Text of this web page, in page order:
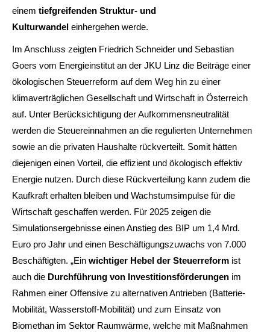
einem tiefgreifenden Struktur- und
Kulturwandel einhergehen werde.
Im Anschluss zeigten Friedrich Schneider und Sebastian
Goers vom Energieinstitut an der JKU Linz die Beiträge einer
ökologischen Steuerreform auf dem Weg hin zu einer
klimaverträglichen Gesellschaft und Wirtschaft in Österreich
auf. Unter Berücksichtigung der Aufkommensneutralität
werden die Steuereinnahmen an die regulierten Unternehmen
sowie an die privaten Haushalte rückverteilt. Somit hätten
diejenigen einen Vorteil, die effizient und ökologisch effektiv
Energie nutzen. Durch diese Rückverteilung kann zudem die
Kaufkraft erhalten bleiben und Wachstumsimpulse für die
Wirtschaft geschaffen werden. Für 2025 zeigen die
Simulationsergebnisse einen Anstieg des BIP um 1,4 Mrd.
Euro pro Jahr und einen Beschäftigungszuwachs von 7.000
Beschäftigten. „Ein wichtiger Hebel der Steuerreform ist
auch die Durchführung von Investitionsförderungen im
Rahmen einer Offensive zu alternativen Antrieben (Batterie-
Mobilität, Wasserstoff-Mobilität) und zum Einsatz von
Biomethan im Sektor Raumwärme, welche mit Maßnahmen